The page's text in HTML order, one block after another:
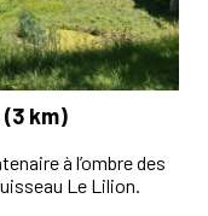
km)
à l’ombre des
Le Lilion.